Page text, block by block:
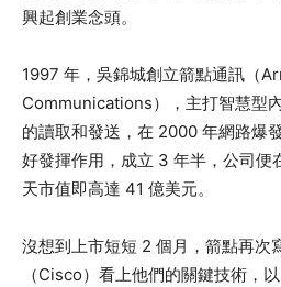
興起創業念頭。
1997 年，吳錦城創立箭點通訊（
Communications），主打智慧型
的讀取和發送，在 2000 年網路爆
好發揮作用，成立 3 年半，公司便
天市值即高達 41 億美元。
沒想到上市短短 2 個月，箭點再次
（Cisco）看上他們的關鍵技術，